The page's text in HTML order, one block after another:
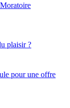
Moratoire
plaisir ?
pour une offre